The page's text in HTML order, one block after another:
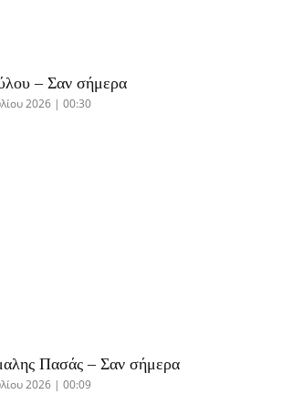
– Σαν σήμερα
2026 | 00:30
Πασάς – Σαν σήμερα
2026 | 00:09